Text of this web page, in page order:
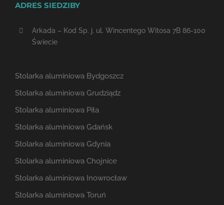
ADRES SIEDZIBY
Arkada – Kod Sp. j. ul. Wincentego Witosa 7B 86-100
Świecie
Stolarka aluminiowa Bydgoszcz
Stolarka aluminiowa Grudziądz
Stolarka aluminiowa Piła
Stolarka aluminiowa Gdańsk
Stolarka aluminiowa Gdynia
Stolarka aluminiowa Chojnice
Stolarka aluminiowa Inowrocław
Stolarka aluminiowa Toruń